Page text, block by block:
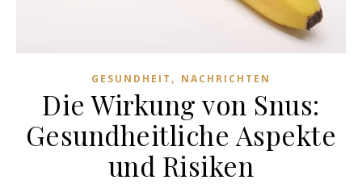
GESUNDHEIT , NACHRICHTEN
Die Wirkung von Snus:
Gesundheitliche Aspekte
und Risiken